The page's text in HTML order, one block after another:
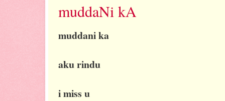
muddaNi kA
muddani ka
aku rindu
i miss u